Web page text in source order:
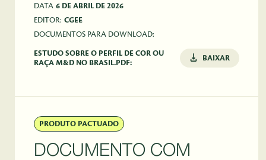
DATA 6 DE ABRIL DE 2026
EDITOR: CGEE
DOCUMENTOS PARA DOWNLOAD:
ESTUDO SOBRE O PERFIL DE COR OU
RAÇA M&D NO BRASIL.PDF:
BAIXAR
PRODUTO PACTUADO
DOCUMENTO COM